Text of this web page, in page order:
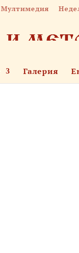
Мултимедия
Галерия